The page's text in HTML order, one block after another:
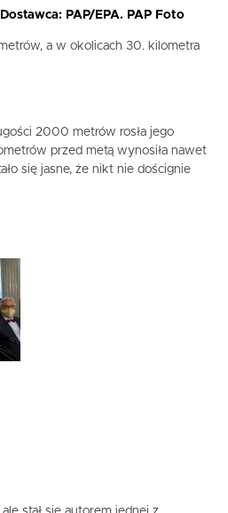
PAP/EPA. PAP Foto
a w okolicach 30. kilometra
2000 metrów rosła jego
przed metą wynosiła nawet
się jasne, że nikt nie doścignie